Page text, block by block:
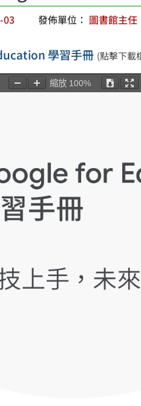
03 發佈單位： 圖書館主任
學習手冊 (點擊下載
縮放 100%